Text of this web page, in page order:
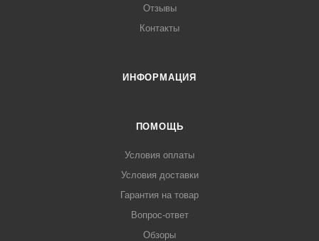
Отзывы
Контакты
ИНФОРМАЦИЯ
ПОМОЩЬ
Условия оплаты
Условия доставки
Гарантия на товар
Вопрос-ответ
Обзоры